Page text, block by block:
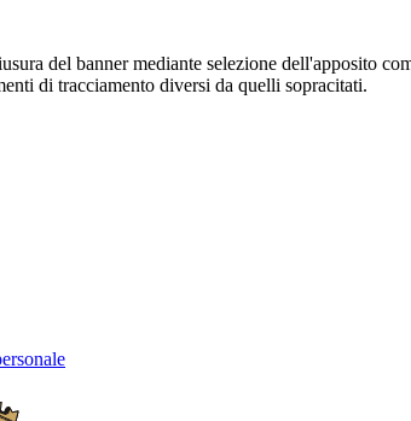
del banner mediante selezione dell'apposito
di tracciamento diversi da quelli sopracitati.